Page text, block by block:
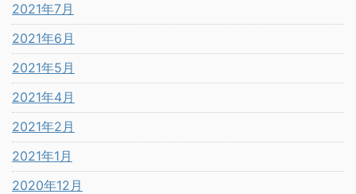
2021年7月
2021年6月
2021年5月
2021年4月
2021年2月
2021年1月
2020年12月